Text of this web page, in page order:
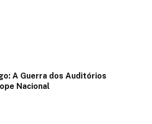
A Guerra dos Auditórios
Nacional